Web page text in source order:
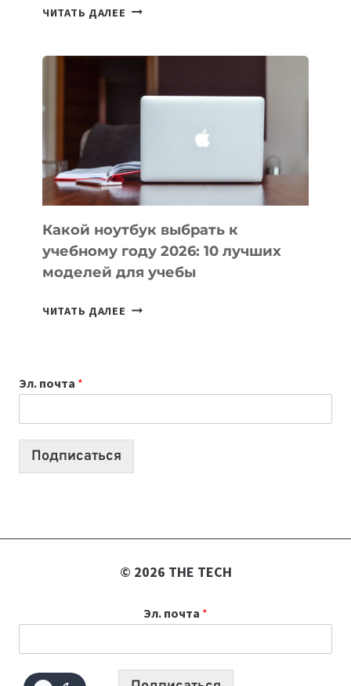
ЧИТАТЬ ДАЛЕЕ
ПОМОГАЮТ
СОЗДАВАТЬ
БЕЗ
СЛОЖНОГО
КОДА
Какой ноутбук выбрать к
учебному году 2026: 10 лучших
моделей для учебы
ЧИТАТЬ ДАЛЕЕ КАКОЙ
2026:
10
Эл. почта *
Подписаться
© 2026 THE TECH
Эл. почта *